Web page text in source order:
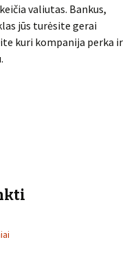
valiutas. Bankus,
jūs turėsite gerai
kuri kompanija perka ir